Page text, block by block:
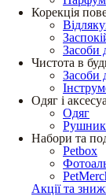
Корекція
Засоби
Чистота в
Засоби
Одяг і
Одяг
Набори та
Petbox
Акції та